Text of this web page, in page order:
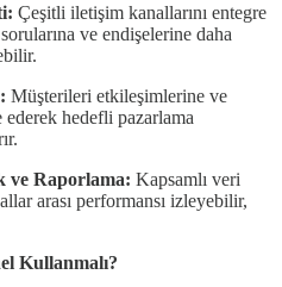
Çeşitli iletişim kanallarını entegre
ve endişelerine daha
Müşterileri etkileşimlerine ve
hedefli pazarlama
ve Raporlama: Kapsamlı veri
arası performansı izleyebilir,
Kullanmalı?